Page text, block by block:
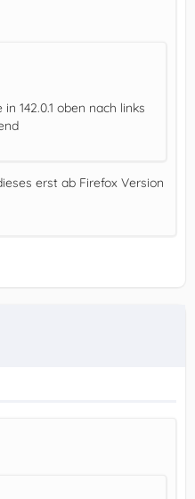
142.0.1 oben nach links
erst ab Firefox Version